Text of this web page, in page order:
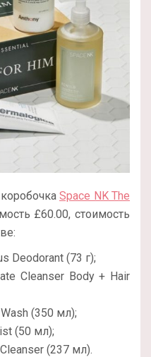
Space NK The
£60.00, стоимость
Deodorant (73 г);
Cleanser Body + Hair
(350 мл);
(50 мл);
(237 мл).